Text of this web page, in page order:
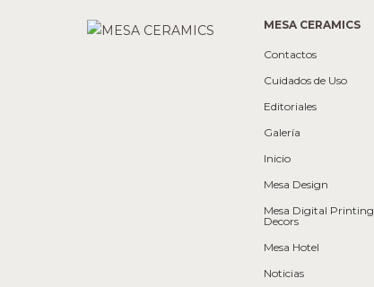
MESA CERAMICS
Contactos
Cuidados de Uso
Editoriales
Galería
Inicio
Mesa Design
Mesa Digital Printing
Decors
Mesa Hotel
Noticias